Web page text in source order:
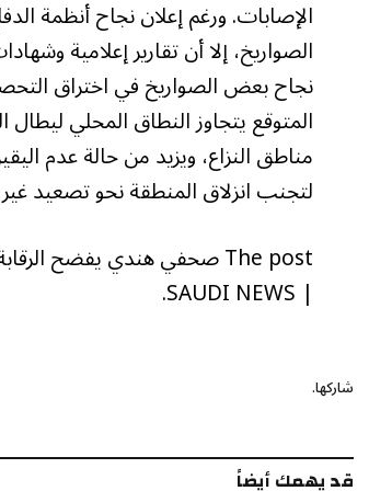
الإصابات. ورغم إعلان نجاح أنظمة
نجاح بعض الصواريخ في اختراق
المتوقع يتجاوز النطاق المحلي
مناطق النزاع، ويزيد من حالة عدم
لتجنب انزلاق المنطقة نحو تصعيد
| SAUDI NEWS.
شاركها.
قد يهمك أيضاً